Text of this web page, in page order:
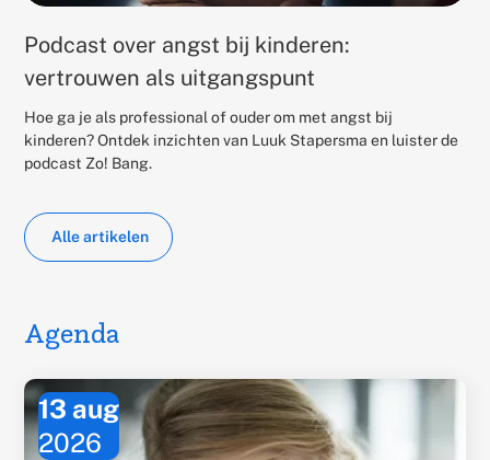
Podcast over angst bij kinderen:
vertrouwen als uitgangspunt
Hoe ga je als professional of ouder om met angst bij
kinderen? Ontdek inzichten van Luuk Stapersma en luister de
podcast Zo! Bang.
Alle artikelen
Agenda
13 aug
2026